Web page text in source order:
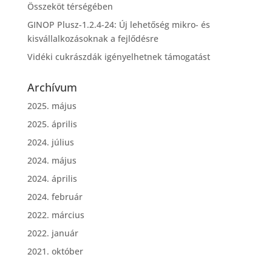
Összeköt térségében
GINOP Plusz-1.2.4-24: Új lehetőség mikro- és
kisvállalkozásoknak a fejlődésre
Vidéki cukrászdák igényelhetnek támogatást
Archívum
2025. május
2025. április
2024. július
2024. május
2024. április
2024. február
2022. március
2022. január
2021. október